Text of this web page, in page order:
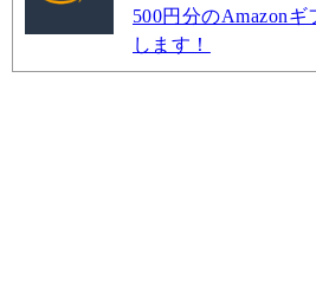
500円分のAmazon
します！